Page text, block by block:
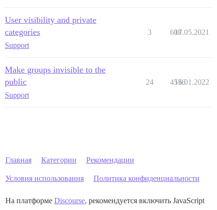
User visibility and private
categories
Support
3 608
17.05.2021
Make groups invisible to the
public
Support
24 4536
16.01.2022
Главная Категории Рекомендации
Условия использования Политика конфиденциальности
На платформе Discourse, рекомендуется включить JavaScript